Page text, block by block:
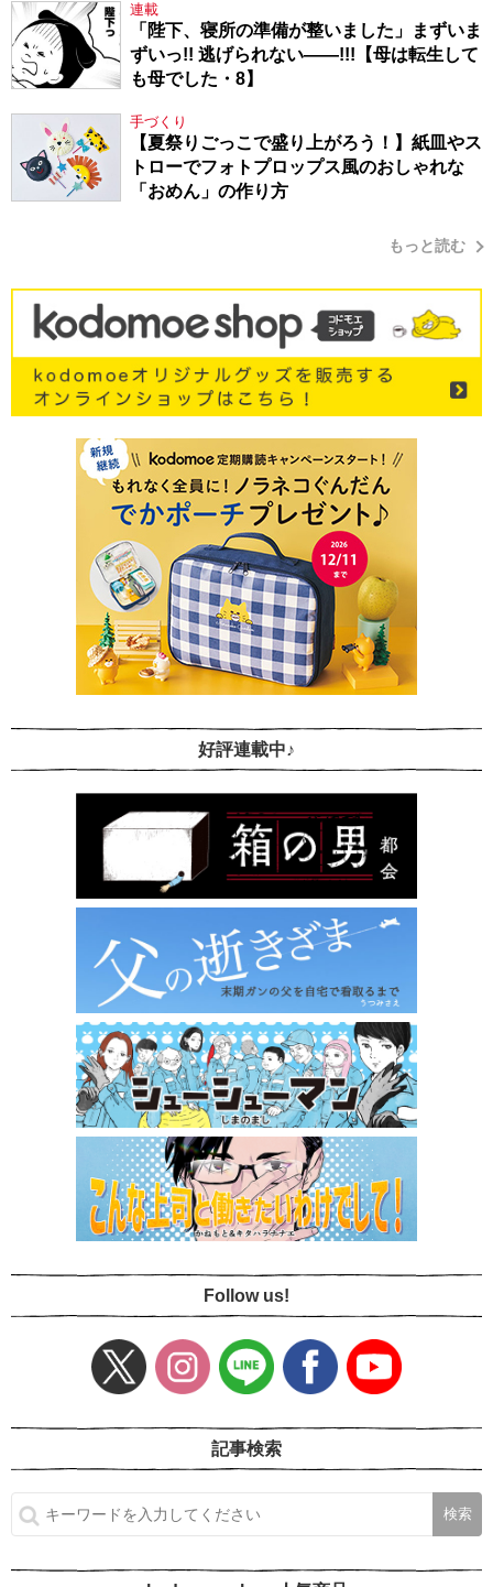
連載
「陛下、寝所の準備が整いました」まずいま
ずいっ!! 逃げられない――!!!【母は転生して
も母でした・8】
手づくり
【夏祭りごっこで盛り上がろう！】紙皿やス
トローでフォトプロップス風のおしゃれな
「おめん」の作り方
もっと読む
好評連載中♪
Follow us!
記事検索